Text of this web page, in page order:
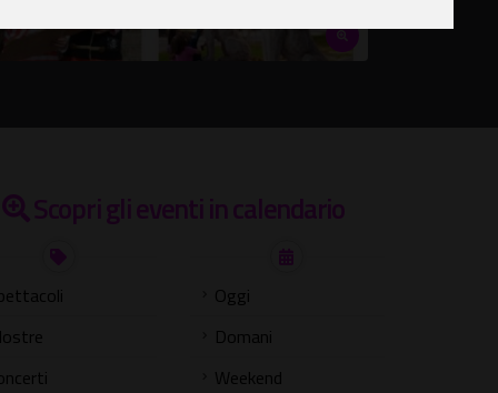
Scopri gli eventi in calendario
Oggi
Domani
Weekend